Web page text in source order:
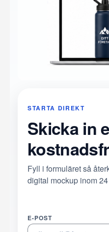
STARTA DIREKT
Skicka in
Fyll i formuläret så
digital mockup inom
E-POST